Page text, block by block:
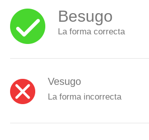
Besugo
La forma correcta
Vesugo
La forma incorrecta